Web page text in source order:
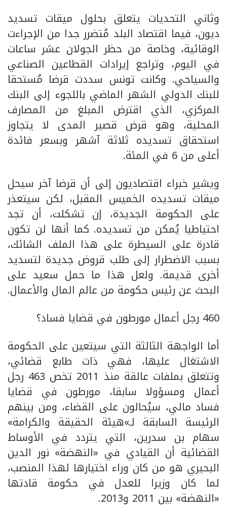
وثاني التحديات يتعلق بحلول ميقات تسديد
ديون، فيما اقتصاد البلد مُتضرر جدا من الإجراءت
الوقائية، وخاصة من حظر الجولان عشر ساعات
في اليوم، وتراجع إيرادات القطاعين الصناعي
والسياحي. وكانت تونس سددت قرضا مُستحقا
للبنك الدولي الشهر الماضي باللجوء إلى البنك
المركزي، الذي اقترض المبلغ من المصارف
المحلية، وهو قرض قصير المدى لا يتجاوز
استحقاق تسديده ثلاثة آشهر وبسعر فائدة
أعلى من 6 في المئة.
ويشير خبراء اقتصاديون إلى أن قرضا آخر سيحل
ميقات تسديده الخميس المقبل، لكن سيتعذر
على الحكومة الجديدة، إن تشكلت، أن تجد
احتياطيا يُمكن من تسديده. كما أنها لن تكون
قادرة على السيطرة على هذا الملف الشائك،
بسبب الاضطرار إلى طلب قروض جديدة لتسديد
أخرى قديمة. ولعل هذا ما حمل سعيد على
البحث عن رئيس حكومة من عالم المال والأعمال.
460 رجل أعمال مورطون في قضايا فساد؟
أما الواجهة الثالثة التي سيتعين على الحكومة
الاشتغال عليها، فهي ذات طابع قضائي،
وتتعلق بملفات عالقة منذ 2011 تخص 463 رجل
أعمال ومسؤولا سابقا، مورطون في قضايا
فساد مالي، سيُحالون على القضاء، ومن بينهم
الرئيسة السابقة لـ»هيئة الحقيقة والكرامة»
سهام بن سدرين، التي يتردد في الأوساط
القضائية أن القيادي في «النهضة» نور الدين
البحيري هو من كان وراء اختيارها لهذا المنصب،
لما كان وزيرا للعدل في حكومة قادتها
«النهضة» بين 2011 و2013.